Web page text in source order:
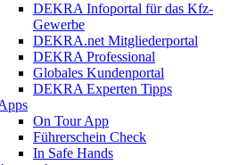
DEKRA Infoportal für das Kfz-
Gewerbe
DEKRA.net Mitgliederportal
DEKRA Professional
Globales Kundenportal
DEKRA Experten Tipps
On Tour App
Führerschein Check
In Safe Hands